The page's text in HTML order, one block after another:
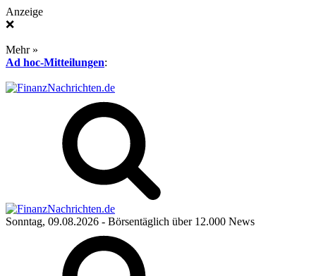
Anzeige
❌
Mehr »
Ad hoc-Mitteilungen:
Sonntag, 09.08.2026 - Börsentäglich über 12.000 News